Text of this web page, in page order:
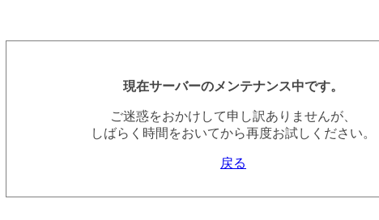
現在サーバーのメンテナンス中です。
ご迷惑をおかけして申し訳ありませんが、
しばらく時間をおいてから再度お試しください。
戻る